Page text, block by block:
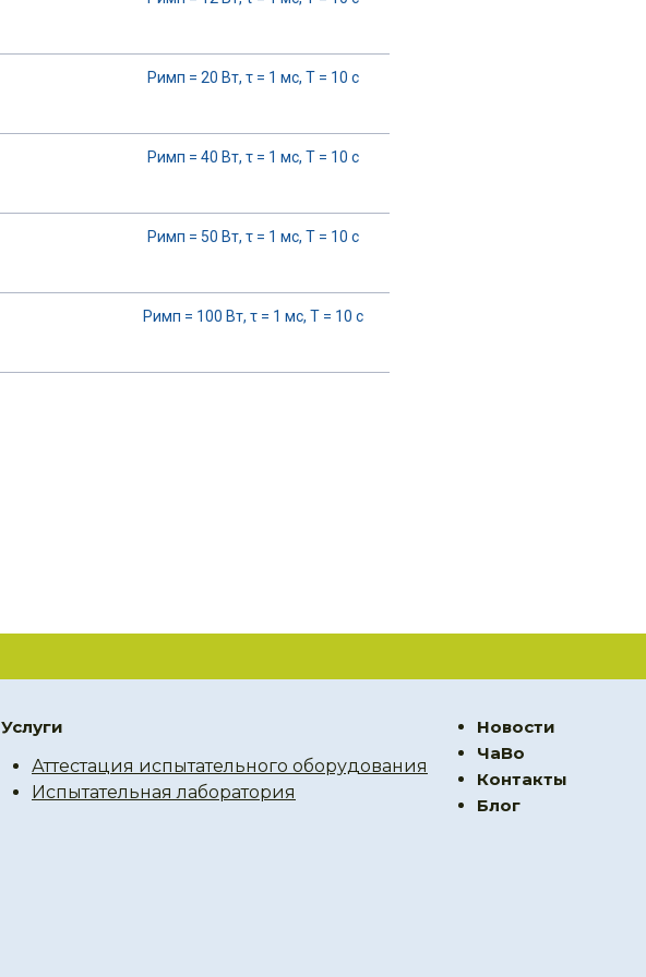
Pимп = 20 Вт, τ = 1 мс, T = 10 с
Pимп = 40 Вт, τ = 1 мс, T = 10 с
Pимп = 50 Вт, τ = 1 мс, T = 10 с
Pимп = 100 Вт, τ = 1 мс, T = 10 с
Услуги
Аттестация испытательного оборудования
Испытательная лаборатория
Новости
ЧаВо
Контакты
Блог